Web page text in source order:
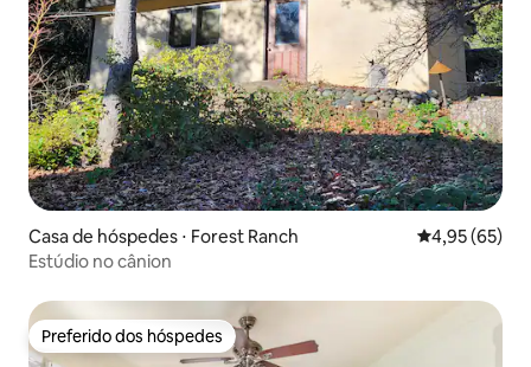
Casa de hóspedes ⋅ Forest Ranch 4,95 de uma
4,95 (65)
Estúdio no cânion
Preferido dos hóspedes
Preferido dos hóspedes